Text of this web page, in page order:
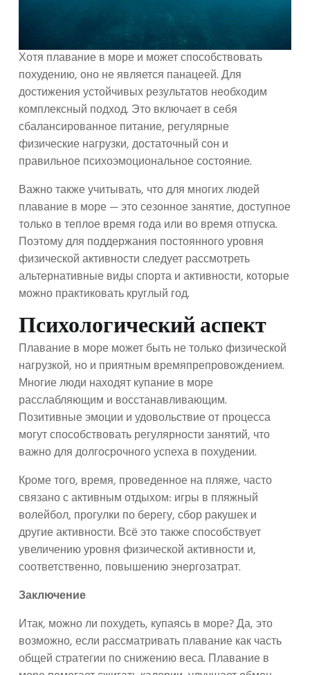
Хотя плавание в море и может способствовать
похудению, оно не является панацеей. Для
достижения устойчивых результатов необходим
комплексный подход. Это включает в себя
сбалансированное питание, регулярные
физические нагрузки, достаточный сон и
правильное психоэмоциональное состояние.
Важно также учитывать, что для многих людей
плавание в море — это сезонное занятие, доступное
только в теплое время года или во время отпуска.
Поэтому для поддержания постоянного уровня
физической активности следует рассмотреть
альтернативные виды спорта и активности, которые
можно практиковать круглый год.
Психологический аспект
Плавание в море может быть не только физической
нагрузкой, но и приятным времяпрепровождением.
Многие люди находят купание в море
расслабляющим и восстанавливающим.
Позитивные эмоции и удовольствие от процесса
могут способствовать регулярности занятий, что
важно для долгосрочного успеха в похудении.
Кроме того, время, проведенное на пляже, часто
связано с активным отдыхом: игры в пляжный
волейбол, прогулки по берегу, сбор ракушек и
другие активности. Всё это также способствует
увеличению уровня физической активности и,
соответственно, повышению энергозатрат.
Заключение
Итак, можно ли похудеть, купаясь в море? Да, это
возможно, если рассматривать плавание как часть
общей стратегии по снижению веса. Плавание в